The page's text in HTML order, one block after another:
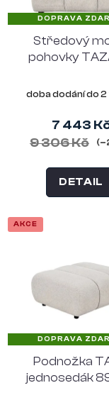
DOPRAVA
Středový
pohovky
písková
doba dodání do
7 443
9 306 Kč
DETAIL
AKCE
DOPRAVA
Podnožka
jednosedák